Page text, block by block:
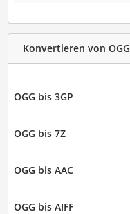
Konvertieren von OGG
OGG bis 3GP
OGG bis 7Z
OGG bis AAC
OGG bis AIFF